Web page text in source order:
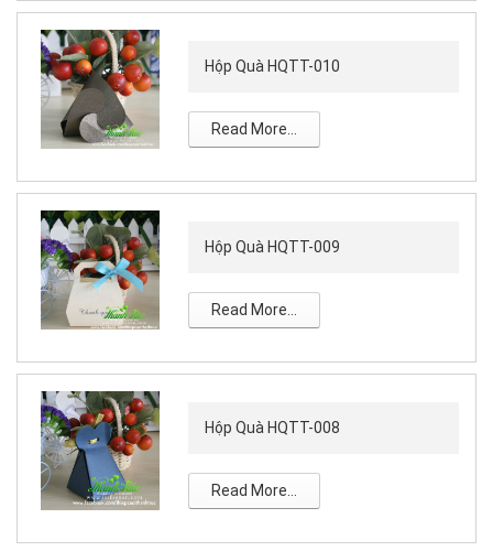
Hộp Quà HQTT-010
Read More...
Hộp Quà HQTT-009
Read More...
Hộp Quà HQTT-008
Read More...